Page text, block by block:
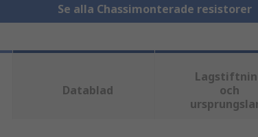
Se alla Chassimonterade resistorer
Datablad
och